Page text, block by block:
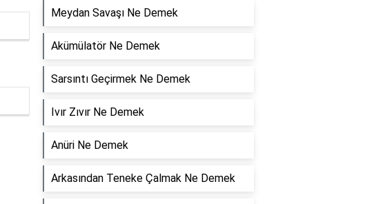
Meydan Savaşı Ne Demek
Akümülatör Ne Demek
Sarsıntı Geçirmek Ne Demek
Ivır Zıvır Ne Demek
Anüri Ne Demek
Arkasından Teneke Çalmak Ne Demek